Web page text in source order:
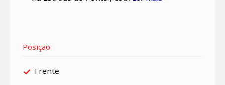
Posição
Frente